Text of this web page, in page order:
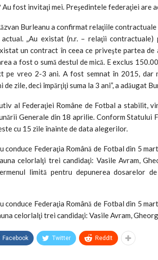
Au fost invitaţi mei. Preşedintele federaţiei are
Burleanu a confirmat relaţiile
actual. „Au existat (n.r. – relaţii
un contract în ceea ce priveşte partea de
a fost o sumă destul de mică. E exclus
pe vreo 2-3 ani. A fost semnat în 2015, dar
zile, deci împărţiţi suma la 3 ani”, a adăugat
al Federaţiei Române de Fotbal a stabilit,
Generale din 18 aprilie. Conform Statului
cu 15 zile înainte de data alegerilor.
conduce Federaţia Română de Fotbal din 5
celorlalţi trei candidaţi: Vasile Avram,
limită pentru depunerea dosarelor
conduce Federaţia Română de Fotbal din 5
celorlalţi trei candidaţi: Vasile Avram,
Facebook Twitter ReddIt